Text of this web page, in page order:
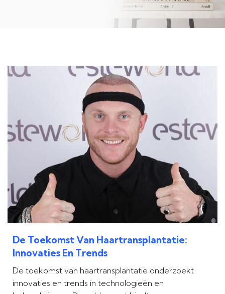
De Toekomst Van Haartransplantatie:
Innovaties En Trends
De toekomst van haartransplantatie onderzoekt
innovaties en trends in technologieën en